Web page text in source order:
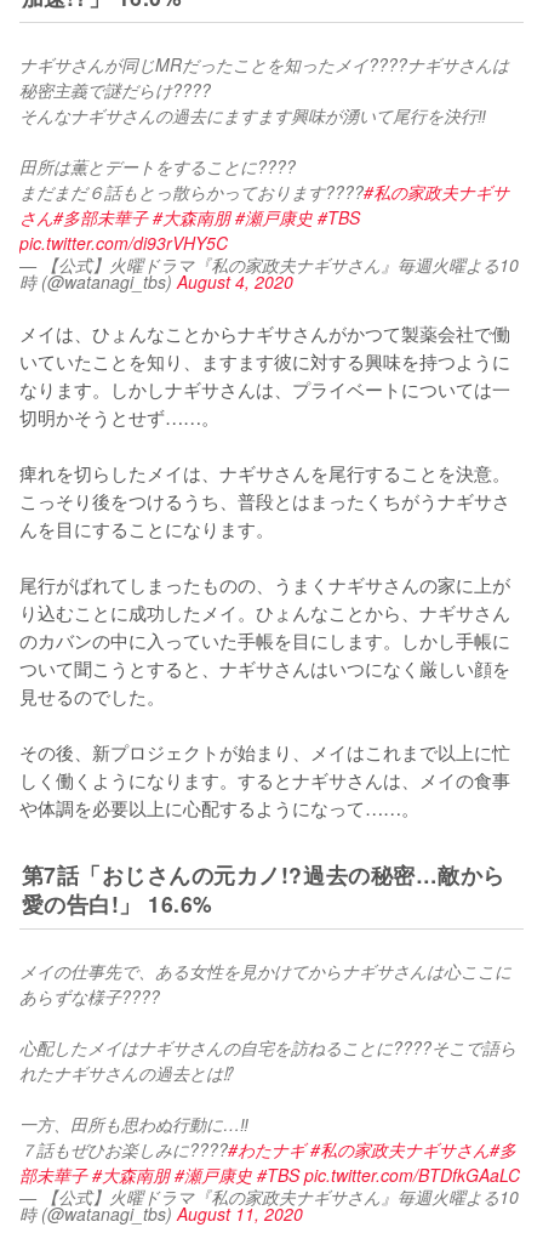
ナギサさんが同じMRだったことを知ったメイ????ナギサさんは
秘密主義で謎だらけ????
そんなナギサさんの過去にますます興味が湧いて尾行を決行‼️
田所は薫とデートをすることに????
まだまだ６話もとっ散らかっております????#私の家政夫ナギサ
さん#多部未華子 #大森南朋 #瀬戸康史 #TBS
pic.twitter.com/di93rVHY5C
— 【公式】火曜ドラマ『私の家政夫ナギサさん』毎週火曜よる10
時 (@watanagi_tbs)August 4, 2020
メイは、ひょんなことからナギサさんがかつて製薬会社で働
いていたことを知り、ますます彼に対する興味を持つように
なります。しかしナギサさんは、プライベートについては一
切明かそうとせず……。
痺れを切らしたメイは、ナギサさんを尾行することを決意。
こっそり後をつけるうち、普段とはまったくちがうナギサさ
んを目にすることになります。
尾行がばれてしまったものの、うまくナギサさんの家に上が
り込むことに成功したメイ。ひょんなことから、ナギサさん
のカバンの中に入っていた手帳を目にします。しかし手帳に
ついて聞こうとすると、ナギサさんはいつになく厳しい顔を
見せるのでした。
その後、新プロジェクトが始まり、メイはこれまで以上に忙
しく働くようになります。するとナギサさんは、メイの食事
や体調を必要以上に心配するようになって……。
第7話「おじさんの元カノ!?過去の秘密…敵から
愛の告白!」 16.6%
メイの仕事先で、ある女性を見かけてからナギサさんは心ここに
あらずな様子????
心配したメイはナギサさんの自宅を訪ねることに????そこで語ら
れたナギサさんの過去とは⁉️
一方、田所も思わぬ行動に…‼️
７話もぜひお楽しみに????#わたナギ #私の家政夫ナギサさん#多
部未華子 #大森南朋 #瀬戸康史 #TBS pic.twitter.com/BTDfkGAaLC
— 【公式】火曜ドラマ『私の家政夫ナギサさん』毎週火曜よる10
時 (@watanagi_tbs)August 11, 2020